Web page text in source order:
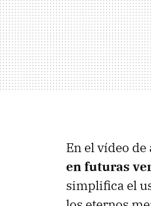
En el vídeo
en futuras
simplifica el